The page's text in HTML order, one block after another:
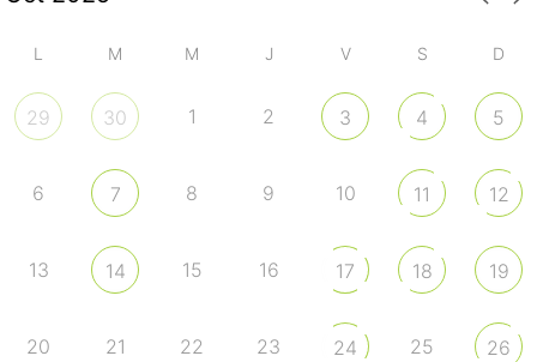
L M M J V S D
29 30 1 2 3 4 5
6 7 8 9 10 11 12
13 14 15 16 17 18 19
20 21 22 23 24 25 26